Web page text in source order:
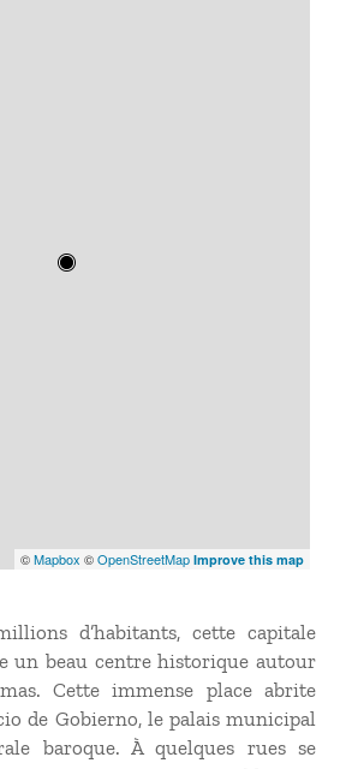
©Mapbox ©OpenStreetMap Improve this map
d’habitants, cette capitale
un beau centre historique autour
Cette immense place abrite
de Gobierno, le palais municipal
baroque. À quelques rues se